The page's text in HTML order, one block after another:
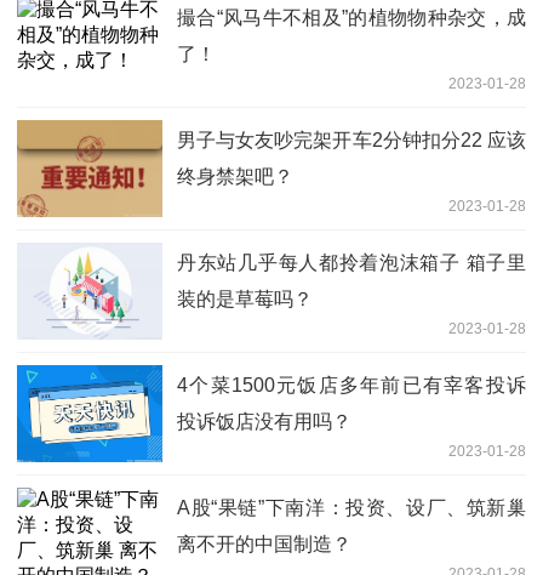
撮合“风马牛不相及”的植物物种杂交，成
了！
2023-01-28
男子与女友吵完架开车2分钟扣分22 应该
终身禁架吧？
2023-01-28
丹东站几乎每人都拎着泡沫箱子 箱子里
装的是草莓吗？
2023-01-28
4个菜1500元饭店多年前已有宰客投诉
投诉饭店没有用吗？
2023-01-28
A股“果链”下南洋：投资、设厂、筑新巢
离不开的中国制造？